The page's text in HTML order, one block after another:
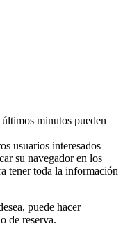
minutos pueden
usuarios interesados
su navegador en los
tener toda la información
puede hacer
de reserva.